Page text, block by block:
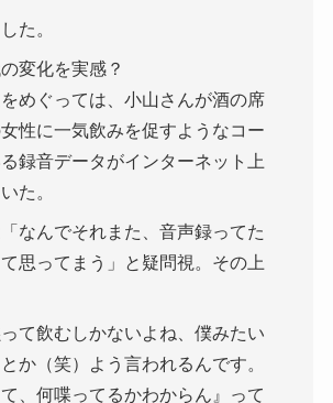
た。
変化を実感？
めぐっては、小山さんが酒の席
性に一気飲みを促すようなコー
録音データがインターネット上
た。
なんでそれまた、音声録ってた
思ってまう」と疑問視。その上
って飲むしかないよね、僕みたい
か（笑）よう言われるんです。
て、何喋ってるかわからん』って